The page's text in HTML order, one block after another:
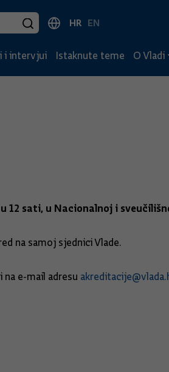
HR EN
i intervjui Istaknute teme O Vladi
12 sati, u Nacionalnoj i
na samoj sjednici Vlade.
e-mail adresu